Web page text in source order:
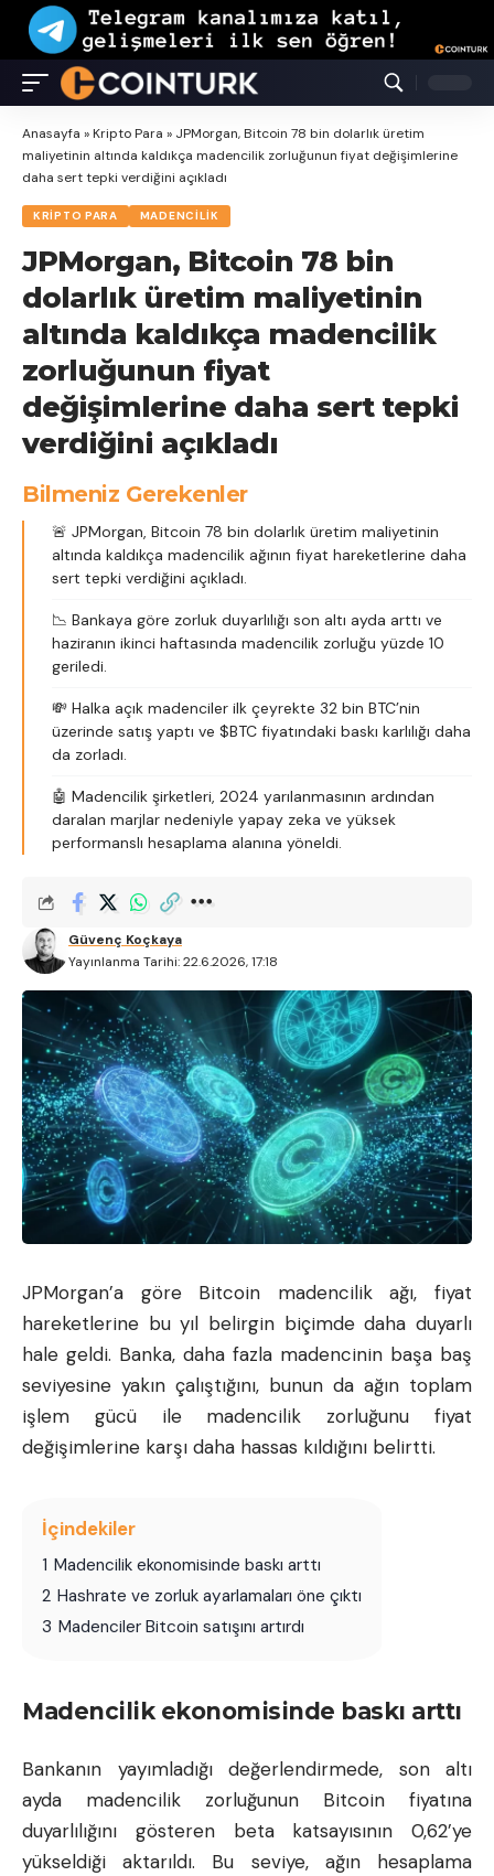
Anasayfa »Kripto Para » JPMorgan, Bitcoin 78 bin dolarlık üretim
maliyetinin altında kaldıkça madencilik zorluğunun fiyat değişimlerine
daha sert tepki verdiğini açıkladı
KRIPTO PARA MADENCILIK
JPMorgan, Bitcoin 78 bin
dolarlık üretim maliyetinin
altında kaldıkça madencilik
zorluğunun fiyat
değişimlerine daha sert tepki
verdiğini açıkladı
Bilmeniz Gerekenler
🚨 JPMorgan, Bitcoin 78 bin dolarlık üretim maliyetinin
altında kaldıkça madencilik ağının fiyat hareketlerine daha
sert tepki verdiğini açıkladı.
📉 Bankaya göre zorluk duyarlılığı son altı ayda arttı ve
haziranın ikinci haftasında madencilik zorluğu yüzde 10
geriledi.
💸 Halka açık madenciler ilk çeyrekte 32 bin BTC’nin
üzerinde satış yaptı ve $BTC fiyatındaki baskı karlılığı daha
da zorladı.
🤖 Madencilik şirketleri, 2024 yarılanmasının ardından
daralan marjlar nedeniyle yapay zeka ve yüksek
performanslı hesaplama alanına yöneldi.
Yayınlanma Tarihi: 22.6.2026, 17:18
Güvenç Koçkaya
JPMorgan’a göre Bitcoin madencilik ağı, fiyat
hareketlerine bu yıl belirgin biçimde daha duyarlı
hale geldi. Banka, daha fazla madencinin başa baş
seviyesine yakın çalıştığını, bunun da ağın toplam
işlem gücü ile madencilik zorluğunu fiyat
değişimlerine karşı daha hassas kıldığını belirtti.
İçindekiler
1 Madencilik ekonomisinde baskı arttı
2 Hashrate ve zorluk ayarlamaları öne çıktı
3 Madenciler Bitcoin satışını artırdı
Madencilik ekonomisinde baskı arttı
Bankanın yayımladığı değerlendirmede, son altı
ayda madencilik zorluğunun Bitcoin fiyatına
duyarlılığını gösteren beta katsayısının 0,62’ye
yükseldiği aktarıldı. Bu seviye, ağın hesaplama